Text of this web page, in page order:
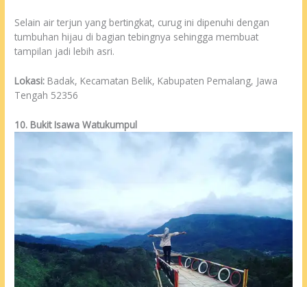
Selain air terjun yang bertingkat, curug ini dipenuhi dengan
tumbuhan hijau di bagian tebingnya sehingga membuat
tampilan jadi lebih asri.
Lokasi: Badak, Kecamatan Belik, Kabupaten Pemalang, Jawa
Tengah 52356
10. Bukit Isawa Watukumpul